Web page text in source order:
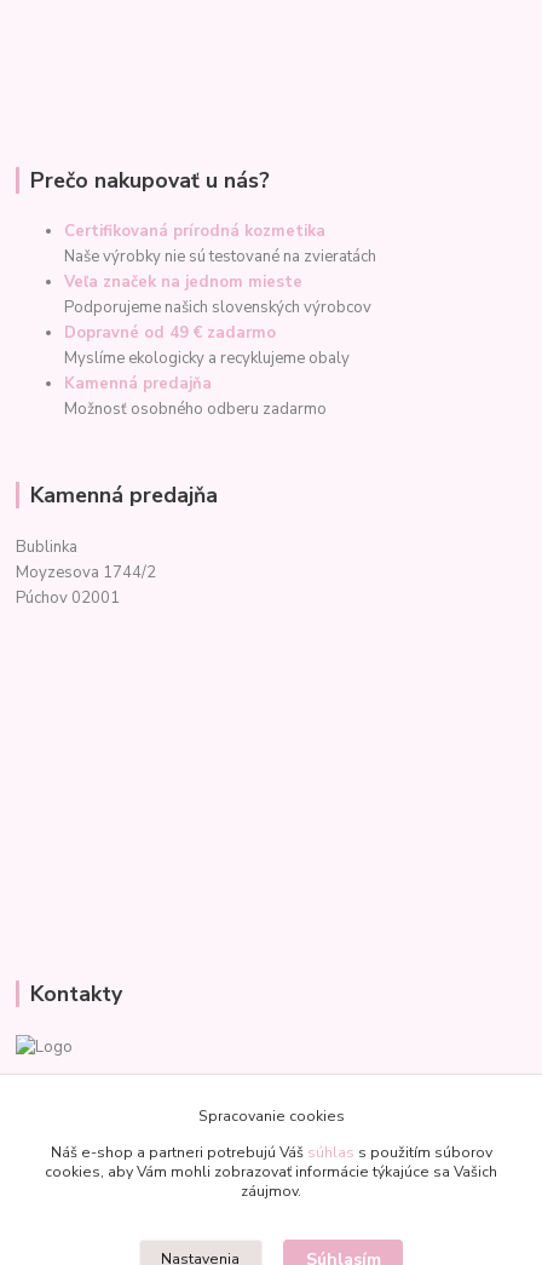
Prečo nakupovať u nás?
Certifikovaná prírodná kozmetika
Naše výrobky nie sú testované na zvieratách
Veľa značek na jednom mieste
Podporujeme našich slovenských výrobcov
Dopravné od 49 € zadarmo
Myslíme ekologicky a recyklujeme obaly
Kamenná predajňa
Možnosť osobného odberu zadarmo
Kamenná predajňa
Bublinka
Moyzesova 1744/2
Púchov 02001
Kontakty
+421 907 977 470
bublinkapu@gmail.com
Spracovanie cookies
Náš e-shop a partneri potrebujú Váš súhlas s použitím súborov
cookies, aby Vám mohli zobrazovať informácie týkajúce sa Vašich
záujmov.
Nastavenia Súhlasím